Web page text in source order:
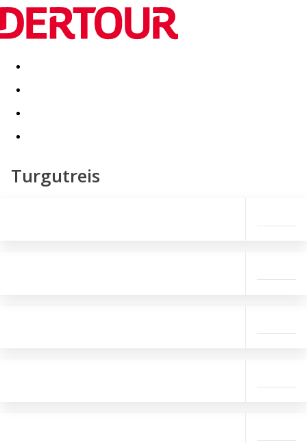
Destinatii Vacanta perfecta OFERTE DE NERATAT
Turgutreis